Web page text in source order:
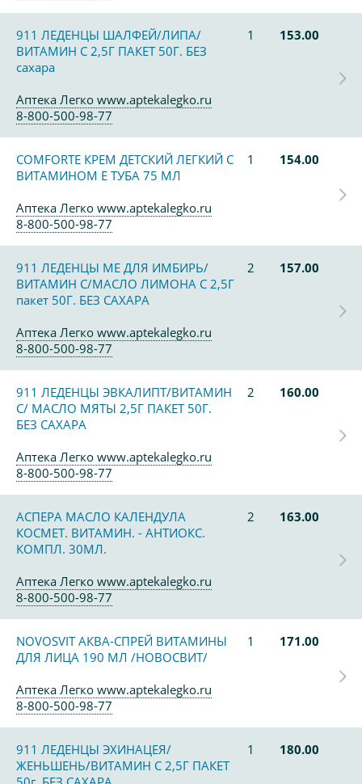
911 ЛЕДЕНЦЫ ШАЛФЕЙ/ЛИПА/
ВИТАМИН С 2,5Г ПАКЕТ 50Г. БЕЗ
сахара
1 153.00
Аптека Легко www.aptekalegko.ru
8-800-500-98-77
COMFORTE КРЕМ ДЕТСКИЙ ЛЕГКИЙ С
ВИТАМИНОМ Е ТУБА 75 МЛ
1 154.00
Аптека Легко www.aptekalegko.ru
8-800-500-98-77
911 ЛЕДЕНЦЫ МЕ ДЛЯ ИМБИРЬ/
ВИТАМИН С/МАСЛО ЛИМОНА С 2,5Г
пакет 50Г. БЕЗ САХАРА
2 157.00
Аптека Легко www.aptekalegko.ru
8-800-500-98-77
911 ЛЕДЕНЦЫ ЭВКАЛИПТ/ВИТАМИН
С/ МАСЛО МЯТЫ 2,5Г ПАКЕТ 50Г.
БЕЗ САХАРА
2 160.00
Аптека Легко www.aptekalegko.ru
8-800-500-98-77
АСПЕРА МАСЛО КАЛЕНДУЛА
КОСМЕТ. ВИТАМИН. - АНТИОКС.
КОМПЛ. 30МЛ.
2 163.00
Аптека Легко www.aptekalegko.ru
8-800-500-98-77
NOVOSVIT АКВА-СПРЕЙ ВИТАМИНЫ
ДЛЯ ЛИЦА 190 МЛ /НОВОСВИТ/
1 171.00
Аптека Легко www.aptekalegko.ru
8-800-500-98-77
911 ЛЕДЕНЦЫ ЭХИНАЦЕЯ/
ЖЕНЬШЕНЬ/ВИТАМИН С 2,5Г ПАКЕТ
1 180.00